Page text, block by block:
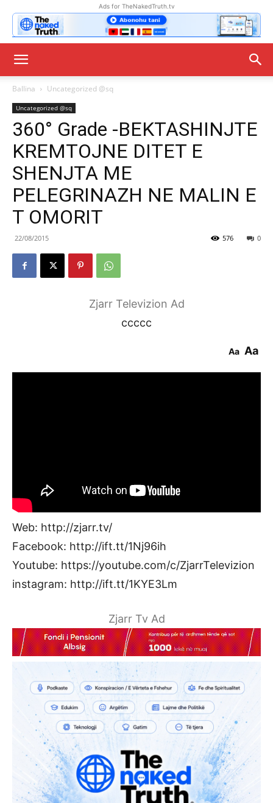
Ads for TheNakedTruth.tv
Ballina Uncategorized @sq
Uncategorized @sq
360° Grade -BEKTASHINJTE
KREMTOJNE DITET E
SHENJTA ME
PELEGRINAZH NE MALIN E
T OMORIT
22/08/2015 0
576
Zjarr Televizion Ad
ccccc
Aa Aa
Web: http://zjarr.tv/
Facebook: http://ift.tt/1Nj96ih
Youtube: https://youtube.com/c/ZjarrTelevizion
instagram: http://ift.tt/1KYE3Lm
Zjarr Tv Ad